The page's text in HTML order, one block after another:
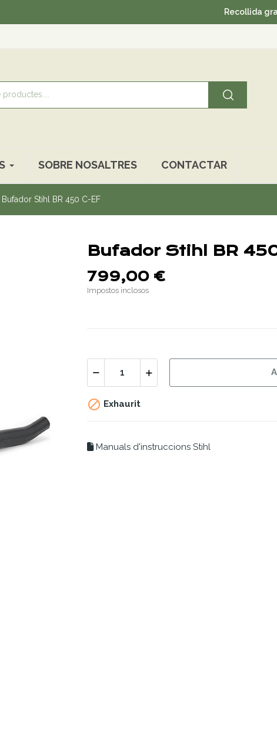
Recollida gratuïta
SOBRE NOSALTRES CONTACTAR
Bufador Stihl BR 450 C-EF
Bufador Stihl BR
799,00 €
Impostos inclosos
 Exhaurit
Manuals d'instruccions Stihl